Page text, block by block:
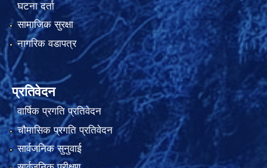
घटना दर्ता
सामाजिक सुरक्षा
नागरिक वडापत्र
प्रतिवेदन
वार्षिक प्रगति प्रतिवेदन
चौमासिक प्रगति प्रतिवेदन
सार्वजनिक सुनुवाई